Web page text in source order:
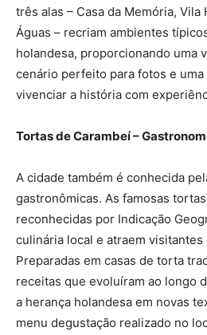
três alas – Casa da Memória,
Águas – recriam ambientes
holandesa, proporcionando uma
cenário perfeito para fotos e
vivenciar a história com
Tortas de Carambeí –
A cidade também é conhecida
gastronômicas. As famosas
reconhecidas por Indicação
culinária local e atraem visitantes
Preparadas em casas de torta
receitas que evoluíram ao longo
a herança holandesa em novas
menu degustação realizado no